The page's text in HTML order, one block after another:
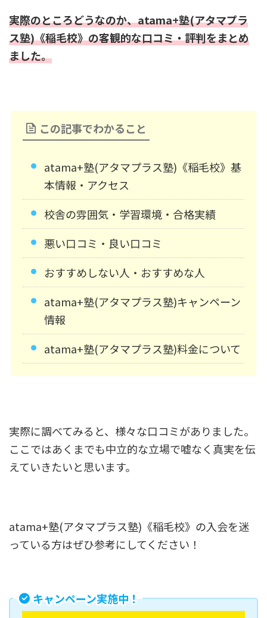
実際のところどうなのか、atama+塾(アタマプラ
ス塾)《稲毛校》の客観的な口コミ・評判をまとめ
ました。
この記事でわかること
atama+塾(アタマプラス塾)《稲毛校》基
本情報・アクセス
校舎の雰囲気・学習環境・合格実績
悪い口コミ・良い口コミ
おすすめしない人・おすすめな人
atama+塾(アタマプラス塾)キャンペーン
情報
atama+塾(アタマプラス塾)料金について
実際に調べてみると、様々な口コミがありました。
ここではあくまでも中立的な立場で嘘なく真実を伝
えていきたいと思います。
atama+塾(アタマプラス塾)《稲毛校》の入会を迷
っている方はぜひ参考にしてください！
キャンペーン実施中！